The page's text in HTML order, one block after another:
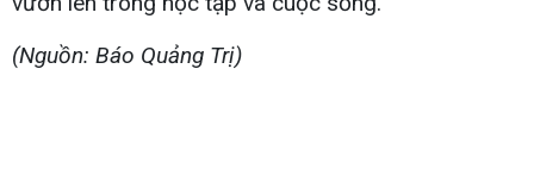
(Nguồn: Báo Quảng Trị)